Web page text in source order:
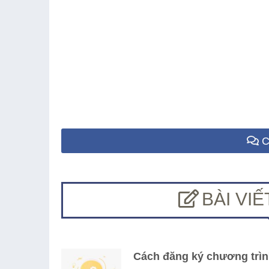
BÀI
Cách đăng ký chương